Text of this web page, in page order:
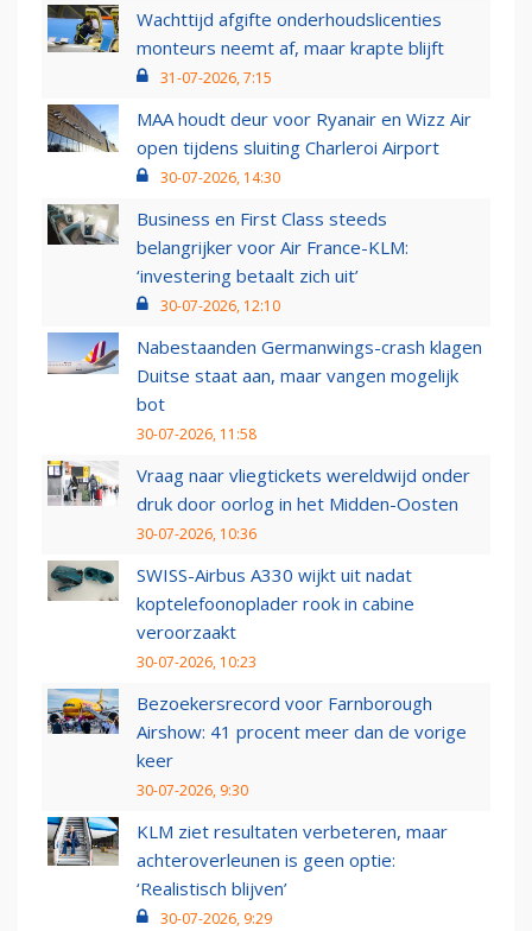
Wachttijd afgifte onderhoudslicenties
monteurs neemt af, maar krapte blijft
31-07-2026, 7:15
MAA houdt deur voor Ryanair en Wizz Air
open tijdens sluiting Charleroi Airport
30-07-2026, 14:30
Business en First Class steeds
belangrijker voor Air France-KLM:
‘investering betaalt zich uit’
30-07-2026, 12:10
Nabestaanden Germanwings-crash klagen
Duitse staat aan, maar vangen mogelijk
bot
30-07-2026, 11:58
Vraag naar vliegtickets wereldwijd onder
druk door oorlog in het Midden-Oosten
30-07-2026, 10:36
SWISS-Airbus A330 wijkt uit nadat
koptelefoonoplader rook in cabine
veroorzaakt
30-07-2026, 10:23
Bezoekersrecord voor Farnborough
Airshow: 41 procent meer dan de vorige
keer
30-07-2026, 9:30
KLM ziet resultaten verbeteren, maar
achteroverleunen is geen optie:
‘Realistisch blijven’
30-07-2026, 9:29